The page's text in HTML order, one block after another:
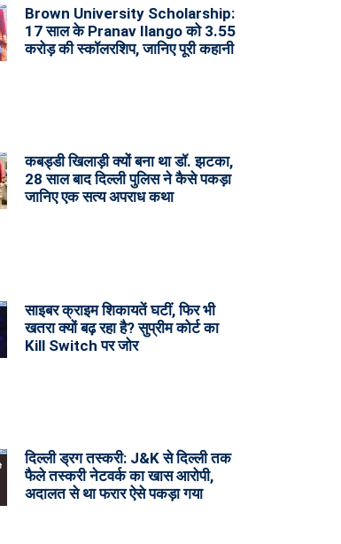
Brown University Scholarship:
17 साल के Pranav Ilango को 3.55
करोड़ की स्कॉलरशिप, जानिए पूरी कहानी
कबड्डी खिलाड़ी क्यों बना था डॉ. झटका,
28 साल बाद दिल्ली पुलिस ने कैसे पकड़ा
जानिए एक सत्य अपराध कथा
साइबर क्राइम शिकायतें घटीं, फिर भी
खतरा क्यों बढ़ रहा है? सुप्रीम कोर्ट का
Kill Switch पर जोर
दिल्ली ड्रग तस्करी: J&K से दिल्ली तक
फैले तस्करी नेटवर्क का खास आरोपी,
अदालत से था फरार ऐसे पकड़ा गया